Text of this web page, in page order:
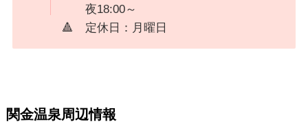
夜18:00～
🔺 定休日：月曜日
関金温泉周辺情報